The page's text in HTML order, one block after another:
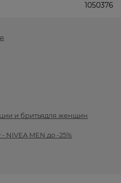
1050376
и бритьядля женщин
MEN до -25%